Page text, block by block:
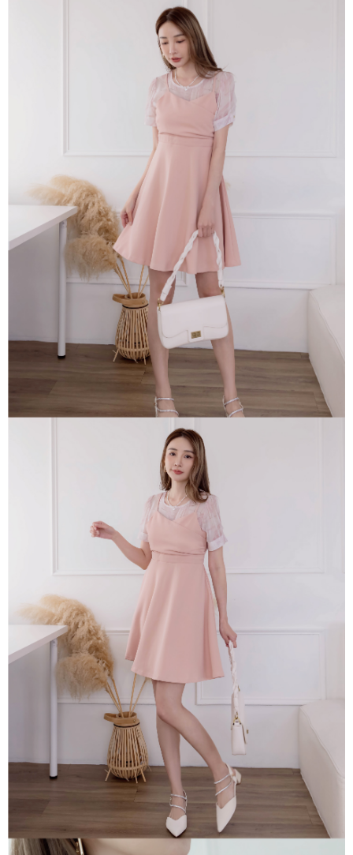
4.訂單成立30分鐘內，如未前往確認交易或遇審核未通過，訂單將自動取
消。如遇「轉專審核」未通過狀況，表示未達大哥付你分期系統評分，恕無
1.分期款項不併入電信帳單，「大哥付你分期」於每月結算日後寄送繳費提
2.透過簡訊連結打開帳單後，可選擇「超商條碼／台灣大直營門市／銀行轉
帳／街口支付／iPASS MONEY」等通路繳費。
1.本服務係由「台灣大哥大股份有限公司」（以下簡稱本公司）所提供，讓
用戶於交易時，得透過本服務購買商品或服務，並由商店將買賣／分期付款
買賣價金債權讓與本公司後，依約使用本公司帳單繳交帳款。
2.基於同意付款使用「大哥付你分期」之契約關係目的，商店將以您的個人
資料（包含姓名、電話或地址）提供予台灣大哥大進項蒐集、處理及利用，
由本公司與您本人進行分期帳單所需資料之確認、核對及更正。
3.完整用戶服務條款，請詳閱以下連結：https://oppay.tw/userRule
１．簡單：不需註冊會員、不需綁卡、不需儲值。
２．便利：只要手機號碼，簡訊認證，即可結帳。
３．安心：先確認商品／服務後，再付款。
【「AFTEE先享後付」結帳流程】
１．於結帳方式選擇「AFTEE先享後付」後，將跳轉至「AFTEE先享後付」
結帳頁面，進行簡訊認證並確認金額後，即可完成結帳。
２．訂單成立數日內，您將收到繳費通知簡訊。
３．收到繳費通知簡訊後14天內，點擊此簡訊中的連結，可透過四大超商／
ATM／網路銀行／等多元方式進行付款，方視為交易完成。
※ 請注意：結帳手續完成當下不需立刻繳費，但若您需要取消訂單，請聯絡
購買商品的店家。未經商家同意取消之訂單仍視為有效，需透過AFTEE先享
後付繳納相關費用。
※ 交易是否成功請以「AFTEE先享後付 」之結帳頁面顯示為準，若有關於
是否繳費成功／繳費後需取消欲退款等相關疑問，請聯繫「AFTEE先享後付
客戶支援中心」https://netprotections.freshdesk.com/support/home
１．透過由恩沛科技股份有限公司提供之「AFTEE先享後付」服務完成之交
易，需依本服務之必要範圍內提供個人資料，並將交易相關給付款項請求債
權轉讓予恩沛科技股份有限公司。
２．關於個人資料處理事宜，請瀏覽以下網址：
https://aftee.tw/terms/#terms3
３．未成年的使用者請事先徵得法定代理人或監護人之同意方可使用
「AFTEE先享後付」，若未經同意申辦者引起之損失，本公司不負相關責
任。
４．使用「AFTEE先享後付」時，將依據個別帳號之用戶狀況，依本公司即
時審查核予不同之上限額度；若仍有額度不足之情形，本公司將視審查結果
請求用戶進行身份認證。
５．嚴禁一人註冊多個帳號或使用他人資訊註冊。若發現惡意使用之情形，
恩沛科技股份有限公司將有權停止該用戶之使用額度並採取法律行動。
每筆NT$85，滿NT$1,500(含以上)免運費
活動商品 -付款後萊爾富取貨
每筆NT$85，滿NT$1,500(含以上)免運費
付款後萊爾富取貨
免運費
付款後7-11取貨
活動商品 - 付款後7-11取貨
每筆NT$85，滿NT$1,500(含以上)免運費
一般商品宅配